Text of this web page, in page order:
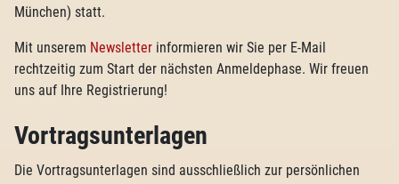
München) statt.
Mit unserem Newsletter informieren wir Sie per E-Mail
rechtzeitig zum Start der nächsten Anmeldephase. Wir freuen
uns auf Ihre Registrierung!
Vortragsunterlagen
Die Vortragsunterlagen sind ausschließlich zur persönlichen